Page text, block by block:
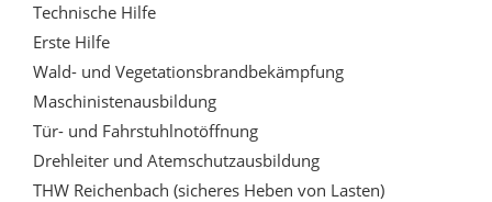
Technische Hilfe
Erste Hilfe
Wald- und Vegetationsbrandbekämpfung
Maschinistenausbildung
Tür- und Fahrstuhlnotöffnung
Drehleiter und Atemschutzausbildung
THW Reichenbach (sicheres Heben von Lasten)